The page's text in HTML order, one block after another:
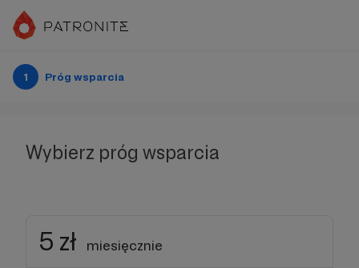
1 Próg wsparcia
Wybierz próg wsparcia
5 zł miesięcznie